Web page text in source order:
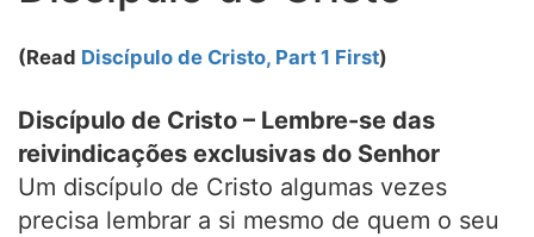
(Read Discípulo de Cristo, Part 1 First)
Discípulo de Cristo – Lembre-se das
reivindicações exclusivas do Senhor
Um discípulo de Cristo algumas vezes
precisa lembrar a si mesmo de quem o seu